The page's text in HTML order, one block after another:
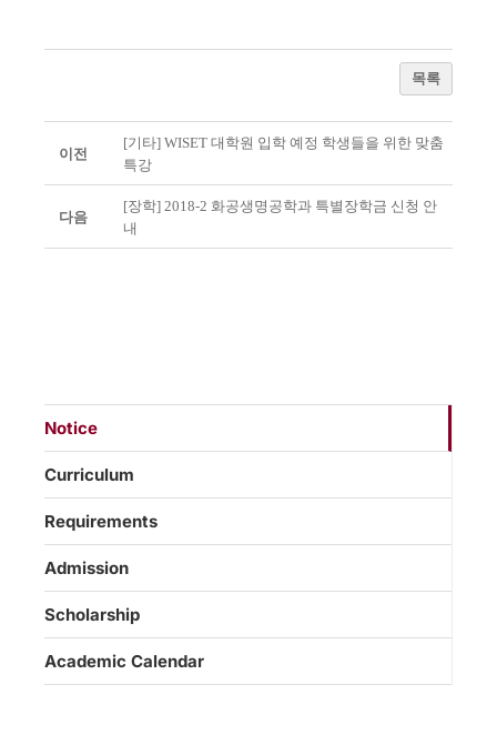
목록
이전
[기타] WISET 대학원 입학 예정 학생들을 위한 맞춤
특강
다음
[장학] 2018-2 화공생명공학과 특별장학금 신청 안
내
Notice
Curriculum
Requirements
Admission
Scholarship
Academic Calendar